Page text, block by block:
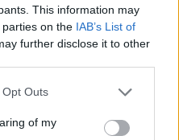
This information may
on the IAB’s List of
further disclose it to other
uses one or more Google
behaviour. You may click to
Outs
of my
emelkedtek éves
miközben az élelmiszerek ára